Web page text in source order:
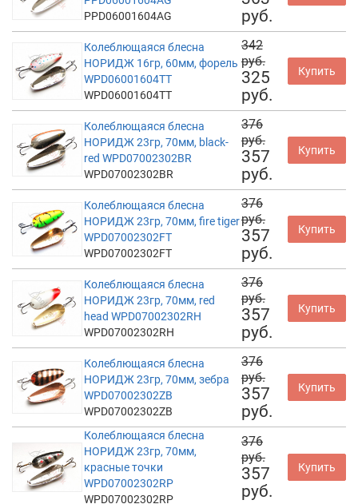
PPD06001604AG
руб.
Колеблющаяся блесна
НОРИДЖ 16гр, 60мм, форель
WPD06001604TT
WPD06001604TT
342
руб.
325
руб.
Купить
Колеблющаяся блесна
НОРИДЖ 23гр, 70мм, black-
red WPD07002302BR
WPD07002302BR
376
руб.
357
руб.
Купить
Колеблющаяся блесна
НОРИДЖ 23гр, 70мм, fire tiger
WPD07002302FT
WPD07002302FT
376
руб.
357
руб.
Купить
Колеблющаяся блесна
НОРИДЖ 23гр, 70мм, red
head WPD07002302RH
WPD07002302RH
376
руб.
357
руб.
Купить
Колеблющаяся блесна
НОРИДЖ 23гр, 70мм, зебра
WPD07002302ZB
WPD07002302ZB
376
руб.
357
руб.
Купить
Колеблющаяся блесна
НОРИДЖ 23гр, 70мм,
красные точки
WPD07002302RP
WPD07002302RP
376
руб.
357
руб.
Купить